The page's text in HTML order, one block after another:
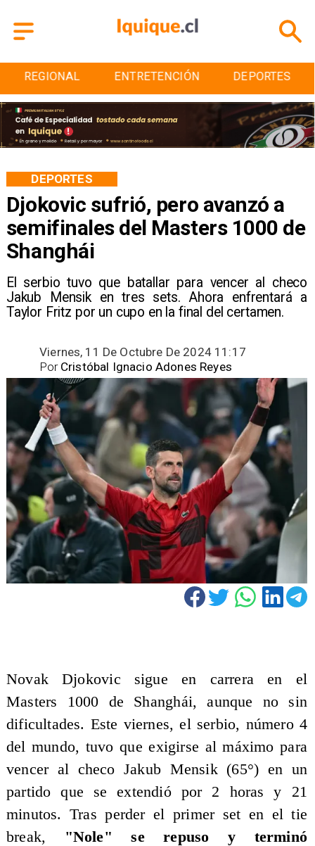
ENTRETENCIÓN DEPORTES CULTURA
Djokovic sufrió, pero avanzó a
semifinales del Masters 1000 de
Shanghái
​El serbio tuvo que batallar para vencer al checo
Jakub Mensik en tres sets. Ahora enfrentará a
Taylor Fritz por un cupo en la final del certamen.
DEPORTES
Viernes, 11 De Octubre De 2024 11:17
Cristóbal Ignacio Adones Reyes
Por
Novak Djokovic sigue en carrera en el
Masters 1000 de Shanghái, aunque no sin
dificultades. Este viernes, el serbio, número 4
del mundo, tuvo que exigirse al máximo para
vencer al checo Jakub Mensik (65°) en un
partido que se extendió por 2 horas y 21
minutos. Tras perder el primer set en el tie
break, "Nole" se repuso y terminó